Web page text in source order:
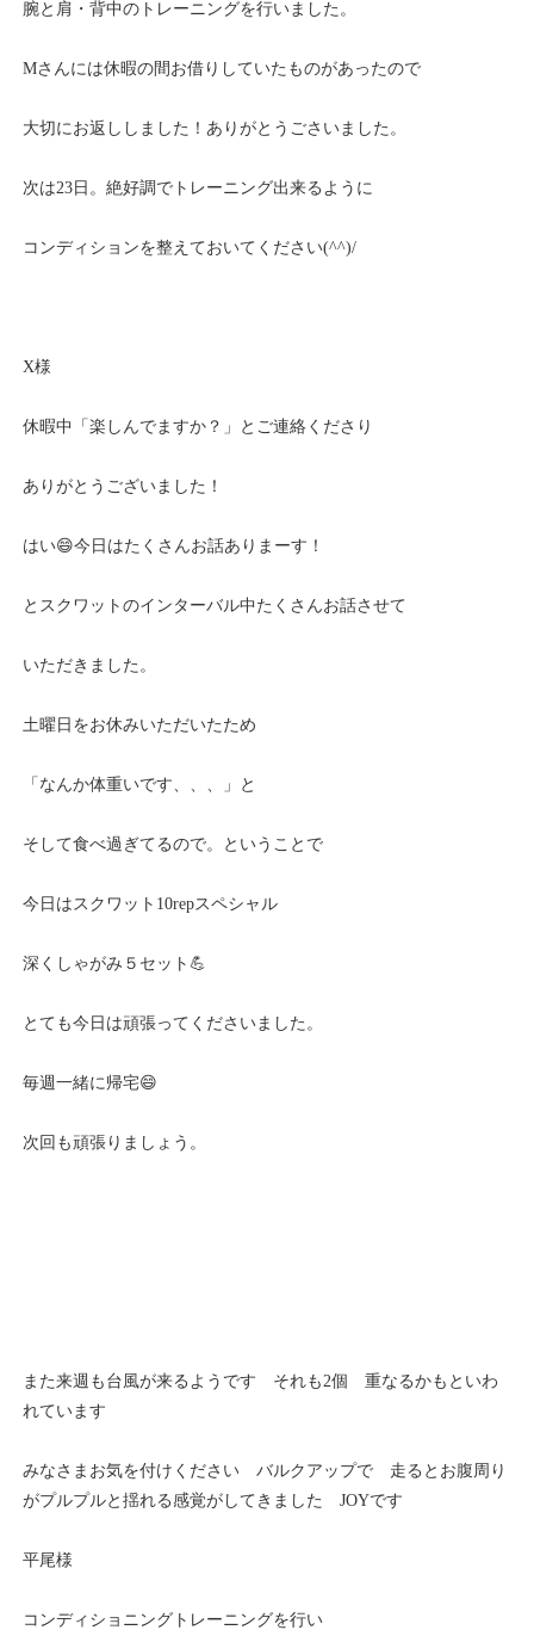
腕と肩・背中のトレーニングを行いました。
Mさんには休暇の間お借りしていたものがあったので
大切にお返ししました！ありがとうごさいました。
次は23日。絶好調でトレーニング出来るように
コンディションを整えておいてください(^^)/
X様
休暇中「楽しんでますか？」とご連絡くださり
ありがとうございました！
はい😄今日はたくさんお話ありまーす！
とスクワットのインターバル中たくさんお話させて
いただきました。
土曜日をお休みいただいたため
「なんか体重いです、、、」と
そして食べ過ぎてるので。ということで
今日はスクワット10repスペシャル
深くしゃがみ５セット💪
とても今日は頑張ってくださいました。
毎週一緒に帰宅😄
次回も頑張りましょう。
また来週も台風が来るようです それも2個 重なるかもといわ
れています
みなさまお気を付けください バルクアップで 走るとお腹周り
がプルプルと揺れる感覚がしてきました JOYです
平尾様
コンディショニングトレーニングを行い